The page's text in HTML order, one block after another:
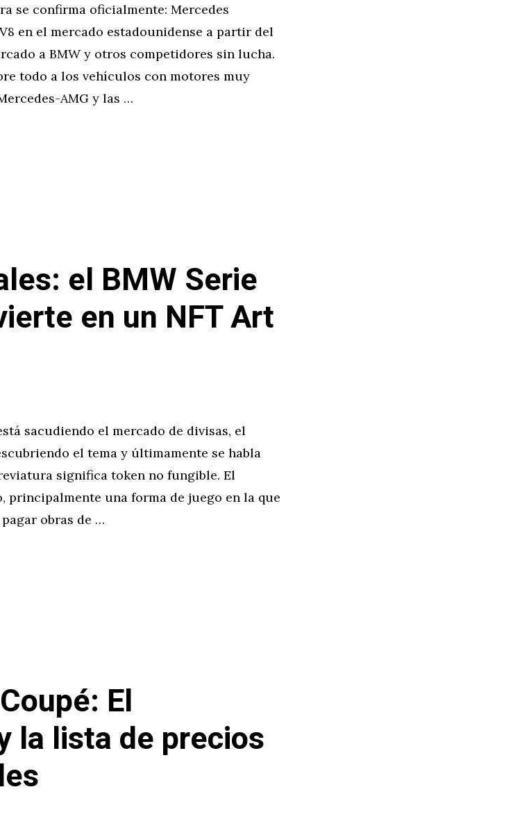
se confirma oficialmente: Mercedes
en el mercado estadounidense a partir del
a BMW y otros competidores sin lucha.
todo a los vehículos con motores muy
AMG y las …
el BMW Serie
en un NFT Art
sacudiendo el mercado de divisas, el
el tema y últimamente se habla
significa token no fungible. El
principalmente una forma de juego en la que
obras de …
El
la lista de precios